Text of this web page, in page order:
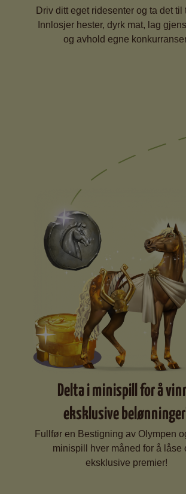
Driv ditt eget ridesenter og ta det til
Innlosjer hester, dyrk mat, lag
og avhold egne
Delta i minispill for å
eksklusive
Fullfør en Bestigning av Olympen
minispill hver måned for å låse
eksklusive premier!